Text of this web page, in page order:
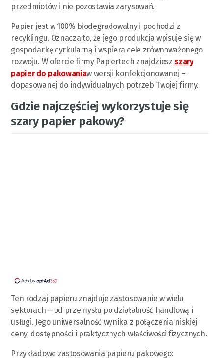
przedmiotów i nie pozostawia zarysowań.
Papier jest w 100% biodegradowalny i pochodzi z
recyklingu. Oznacza to, że jego produkcja wpisuje się w
gospodarkę cyrkularną i wspiera cele zrównoważonego
rozwoju. W ofercie firmy Papiertech znajdzieszszary
papier do pakowaniaw wersji konfekcjonowanej –
dopasowanej do indywidualnych potrzeb Twojej firmy.
Gdzie najczęściej wykorzystuje się
szary papier pakowy?
Ten rodzaj papieru znajduje zastosowanie w wielu
sektorach – od przemysłu po działalność handlową i
usługi. Jego uniwersalność wynika z połączenia niskiej
ceny, dostępności i praktycznych właściwości fizycznych.
Przykładowe zastosowania papieru pakowego: